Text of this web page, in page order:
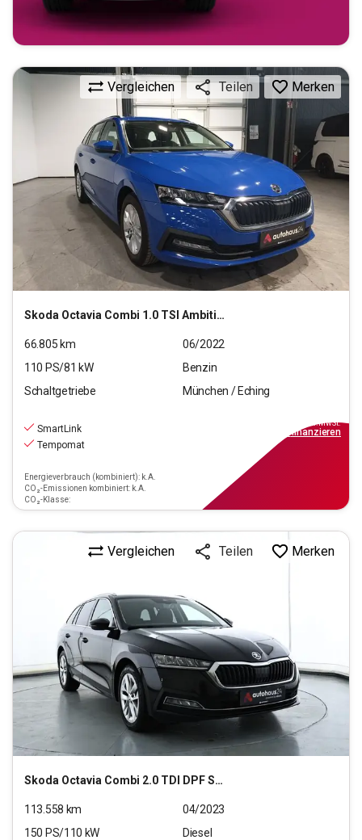
Skoda Octavia Combi 1.0 TSI Ambition
Vergleichen Teilen Merken
66.805 km
06/2022
110 PS/81 kW
Benzin
Schaltgetriebe
München / Eching
SmartLink
Tempomat
Energieverbrauch (kombiniert): k.A.
CO₂-Emissionen kombiniert: k.A.
CO₂-Klasse:
inkl.MwSt.
finanzieren
Skoda Octavia Combi 2.0 TDI DPF Style (EURO 6d)
Vergleichen Teilen Merken
113.558 km
04/2023
150 PS/110 kW Diesel